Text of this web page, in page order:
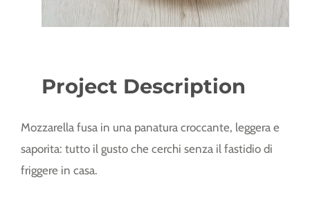
Project Description
Mozzarella fusa in una panatura croccante, leggera e
saporita: tutto il gusto che cerchi senza il fastidio di
friggere in casa.